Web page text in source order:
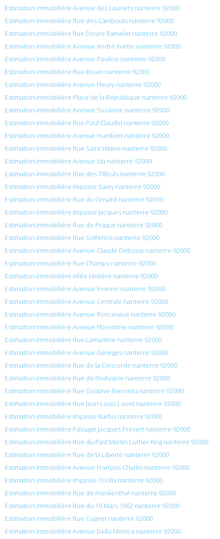
Estimation immobilière Avenue des Lauriers nanterre 92000
Estimation immobilière Rue des Canibouts nanterre 92000
Estimation immobilière Rue Desire Ramelet nanterre 92000
Estimation immobilière Avenue André Yvette nanterre 92000
Estimation immobilière Avenue Pauline nanterre 92000
Estimation immobilière Rue Bouin nanterre 92000
Estimation immobilière Avenue Fleury nanterre 92000
Estimation immobilière Place de la République nanterre 92000
Estimation immobilière Avenue Suzanne nanterre 92000
Estimation immobilière Rue Paul Claudel nanterre 92000
Estimation immobilière Avenue Humbert nanterre 92000
Estimation immobilière Rue Saint Hilaire nanterre 92000
Estimation immobilière Avenue Ida nanterre 92000
Estimation immobilière Rue des Tilleuls nanterre 92000
Estimation immobilière Impasse Savry nanterre 92000
Estimation immobilière Rue du Grisard nanterre 92000
Estimation immobilière Impasse Jacques nanterre 92000
Estimation immobilière Rue de Prague nanterre 92000
Estimation immobilière Rue Solferino nanterre 92000
Estimation immobilière Avenue Claude Debussy nanterre 92000
Estimation immobilière Rue Champy nanterre 92000
Estimation immobilière Allée Molière nanterre 92000
Estimation immobilière Avenue Yvonne nanterre 92000
Estimation immobilière Avenue Centrale nanterre 92000
Estimation immobilière Avenue Roncevaux nanterre 92000
Estimation immobilière Avenue Florentine nanterre 92000
Estimation immobilière Rue Lamartine nanterre 92000
Estimation immobilière Avenue Georges nanterre 92000
Estimation immobilière Rue de la Concorde nanterre 92000
Estimation immobilière Rue de l’Industrie nanterre 92000
Estimation immobilière Rue Gustave Bienvetu nanterre 92000
Estimation immobilière Rue Jean Louis Louet nanterre 92000
Estimation immobilière Impasse Barbu nanterre 92000
Estimation immobilière Passage Jacques Prévert nanterre 92000
Estimation immobilière Rue du Past Martin Luther King nanterre 92000
Estimation immobilière Rue de la Liberté nanterre 92000
Estimation immobilière Avenue François Charlin nanterre 92000
Estimation immobilière Impasse Criolla nanterre 92000
Estimation immobilière Rue de Frankenthal nanterre 92000
Estimation immobilière Rue du 19 Mars 1962 nanterre 92000
Estimation immobilière Rue Cugnet nanterre 92000
Estimation immobilière Avenue Della Monica nanterre 92000